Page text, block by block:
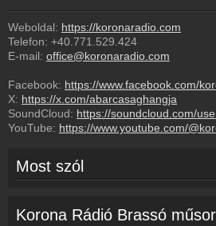
Weboldal: https://koronaradio.com
Telefon: +40.771.529.424
E-mail: office@koronaradio.com
Facebook: https://www.facebook.com/
X: https://x.com/abarcasaghangja
SoundCloud: https://soundcloud.com/
YouTube: https://www.youtube.com/
Most szól
Korona Rádió Brassó